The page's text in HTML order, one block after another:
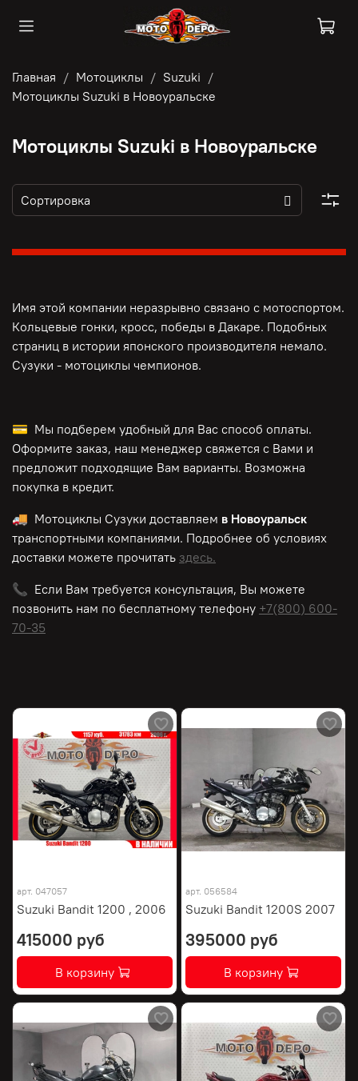
Главная Мотоциклы
Suzuki
Мотоциклы Suzuki в Новоуральске
Мотоциклы Suzuki в Новоуральске
Имя этой компании неразрывно связано с мотоспортом.
Кольцевые гонки, кросс, победы в Дакаре. Подобных
страниц в истории японского производителя немало.
Сузуки - мотоциклы чемпионов.
💳 Мы подберем удобный для Вас способ оплаты.
Оформите заказ, наш менеджер свяжется с Вами и
предложит подходящие Вам варианты. Возможна
покупка в кредит.
🚚 Мотоциклы Сузуки доставляем в Новоуральск
транспортными компаниями. Подробнее об условиях
доставки можете прочитать здесь.
📞 Если Вам требуется консультация, Вы можете
позвонить нам по бесплатному телефону +7(800) 600-
70-35
арт. 047057
Suzuki Bandit 1200 , 2006
415000 руб
В корзину
арт. 056584
Suzuki Bandit 1200S 2007
395000 руб
В корзину